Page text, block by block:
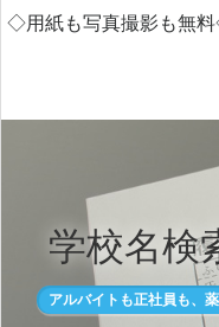
◇用紙も写真撮影も無
学校名検
アルバイトも正社員も、